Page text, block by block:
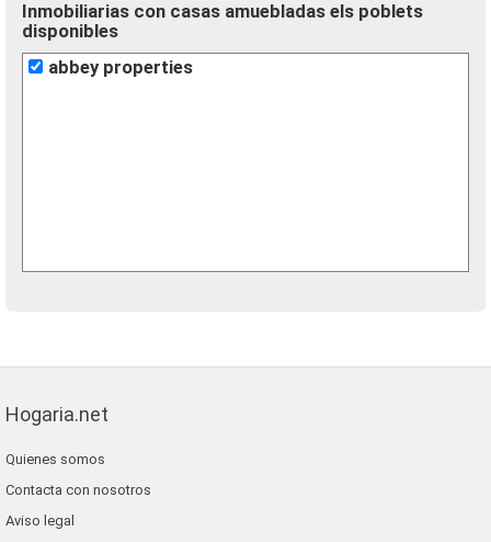
Inmobiliarias con casas amuebladas els poblets
disponibles
abbey properties
Hogaria.net
Quienes somos
Contacta con nosotros
Aviso legal